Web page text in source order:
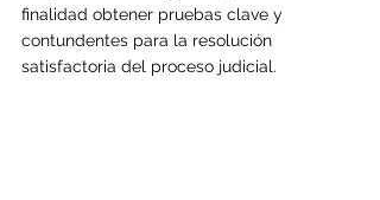
finalidad obtener pruebas clave y
contundentes para la resolución
satisfactoria del proceso judicial.